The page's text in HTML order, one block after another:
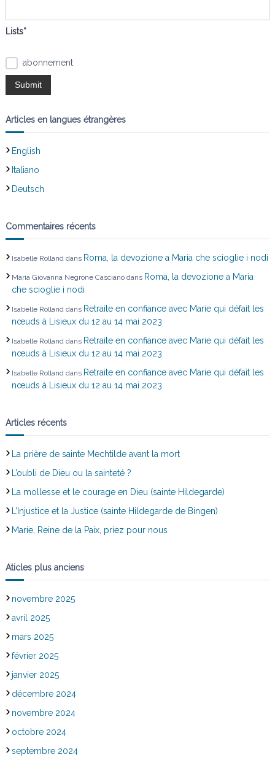
i
n
e
l
’
r
t
c
e
Lists*
abonnement
Articles en langues étrangères
English
Italiano
Deutsch
Commentaires récents
Isabelle Rolland dans Roma, la devozione a Maria che scioglie i nodi
Maria Giovanna Negrone Cascianodans Roma, la devozione a Maria
che scioglie i nodi
Isabelle Rolland dans Retraite en confiance avec Marie qui défait les
nœuds à Lisieux du 12 au 14 mai 2023
Isabelle Rolland dans Retraite en confiance avec Marie qui défait les
nœuds à Lisieux du 12 au 14 mai 2023
Isabelle Rolland dans Retraite en confiance avec Marie qui défait les
nœuds à Lisieux du 12 au 14 mai 2023
Articles récents
La prière de sainte Mechtilde avant la mort
L’oubli de Dieu ou la sainteté ?
La mollesse et le courage en Dieu (sainte Hildegarde)
L’Injustice et la Justice (sainte Hildegarde de Bingen)
Marie, Reine de la Paix, priez pour nous
Aticles plus anciens
novembre 2025
avril 2025
mars 2025
février 2025
janvier 2025
décembre 2024
novembre 2024
octobre 2024
septembre 2024